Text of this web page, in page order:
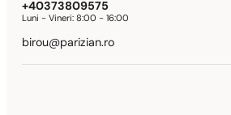
+40373809575
Luni - Vineri:8:00 - 16:00
birou@parizian.ro